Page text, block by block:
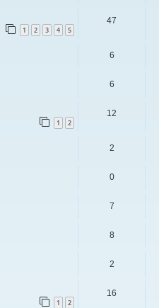
1 2 3 4 5
47
6
6
1 2
12
2
0
7
8
2
1 2
16